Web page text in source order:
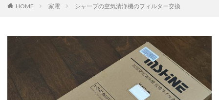
HOME 家電 シャープの空気清浄機のフィルター交換